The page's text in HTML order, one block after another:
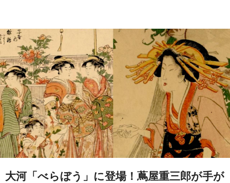
大河「べらぼう」に登場！蔦屋重三郎が手が